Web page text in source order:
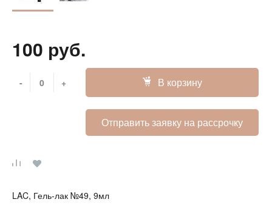
100 руб.
- + В корзину
Отправить заявку на рассрочку
LAC, Гель-лак №49, 9мл